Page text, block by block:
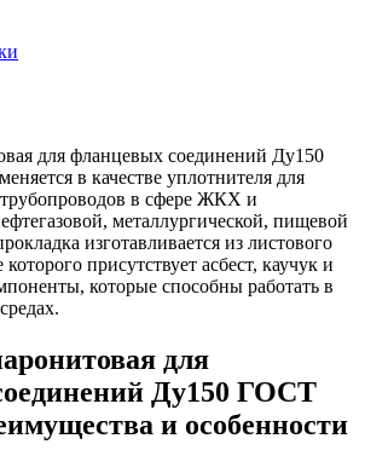
для фланцевых соединений Ду150
в качестве уплотнителя для
в сфере ЖКХ и
металлургической, пищевой
изготавливается из листового
присутствует асбест, каучук и
которые способны работать в
для
Ду150 ГОСТ
и особенности